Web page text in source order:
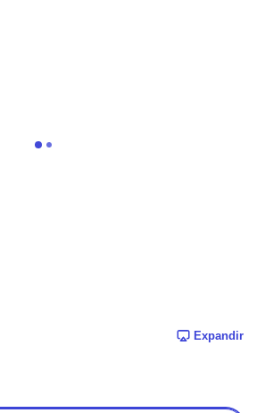
Expandir